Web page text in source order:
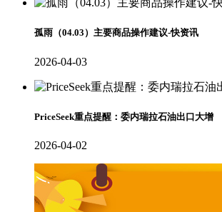
孤雨（04.03）主要商品操作建议-快资讯
2026-04-03
PriceSeek重点提醒：委内瑞拉石油出口大增
2026-04-02